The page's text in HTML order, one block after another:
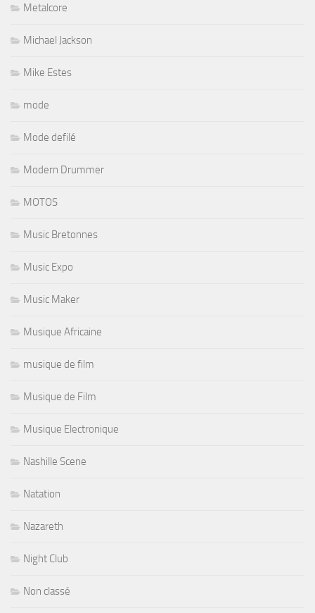
Metalcore
Michael Jackson
Mike Estes
mode
Mode defilé
Modern Drummer
MOTOS
Music Bretonnes
Music Expo
Music Maker
Musique Africaine
musique de film
Musique de Film
Musique Electronique
Nashille Scene
Natation
Nazareth
Night Club
Non classé